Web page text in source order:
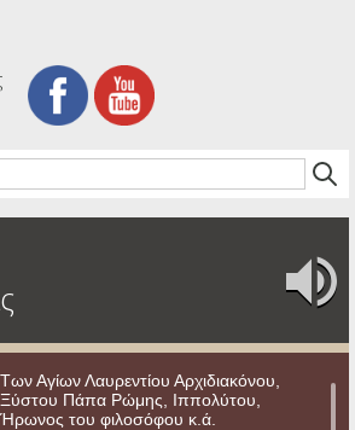
Των Αγίων Λαυρεντίου Αρχιδιακόνου,
Ξύστου Πάπα Ρώμης, Ιππολύτου,
Ήρωνος του φιλοσόφου κ.ά.